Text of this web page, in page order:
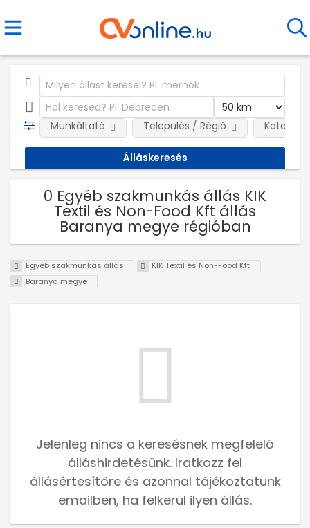
Munkáltató Település / Régió
0 Egyéb szakmunkás állás KIK
Textil és Non-Food Kft állás
Baranya megye régióban
Egyéb szakmunkás állás
KIK Textil és Non-Food Kft
Baranya megye
Jelenleg nincs a keresésnek megfelelő
álláshirdetésünk. Iratkozz fel
állásértesítőre és azonnal tájékoztatunk
emailben, ha felkerül ilyen állás.